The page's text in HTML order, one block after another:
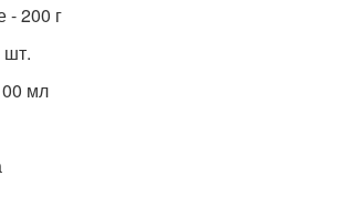
- 200 г
шт.
мл